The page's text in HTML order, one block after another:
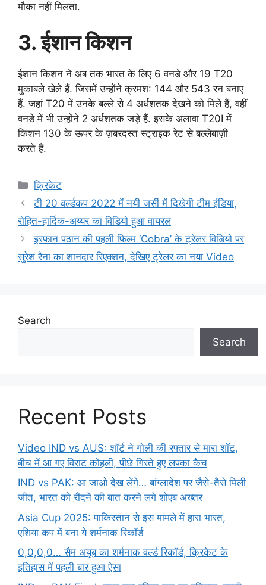
मौका नहीं मिलता.
3. ईशान किशन
ईशान किशन ने अब तक भारत के लिए 6 वनडे और 19 T20
मुकाबले खेले हैं. जिसमें उन्होंने क्रमश: 144 और 543 रन बनाए
हैं. जहां T20 में उनके बल्ले से 4 अर्धशतक देखने को मिले हैं, वहीं
वनडे में भी उन्होंने 2 अर्धशतक जड़े हैं. इसके अलावा T20I में
किशन 130 के ऊपर के ज़बरदस्त स्ट्राइक रेट से बल्लेबाज़ी
करते हैं.
Categories
क्रिकेट
टी 20 वर्ल्डकप 2022 में नयी जर्सी में दिखेगी टीम इंडिया,
रोहित-हार्दिक-अय्यर का विडियो हुआ वायरल
इरफान पठान की पहली फिल्म ‘Cobra’ के ट्रेलर विडियो पर
सुरेश रैना का शानदार रिएक्शन, देखिए ट्रेलर का नया Video
Search
Search
Recent Posts
Video IND vs AUS: शॉर्ट ने गोली की रफ्तार से मारा शॉट,
बीच में आ गए विराट कोहली, पीछे गिरते हुए लपका कैच
IND vs PAK: आ जाओ देख लेंगे… बांग्लादेश पर जैसे-तैसे मिली
जीत, भारत को रौंदने की बात करने लगे शोएब अख्तर
Asia Cup 2025: पाकिस्तान से इस मामले में हारा भारत,
एशिया कप में बना ये शर्मनाक रिकॉर्ड
0,0,0,0… सैम अयूब का शर्मनाक वर्ल्ड रिकॉर्ड, क्रिकेट के
इतिहास में पहली बार हुआ ऐसा